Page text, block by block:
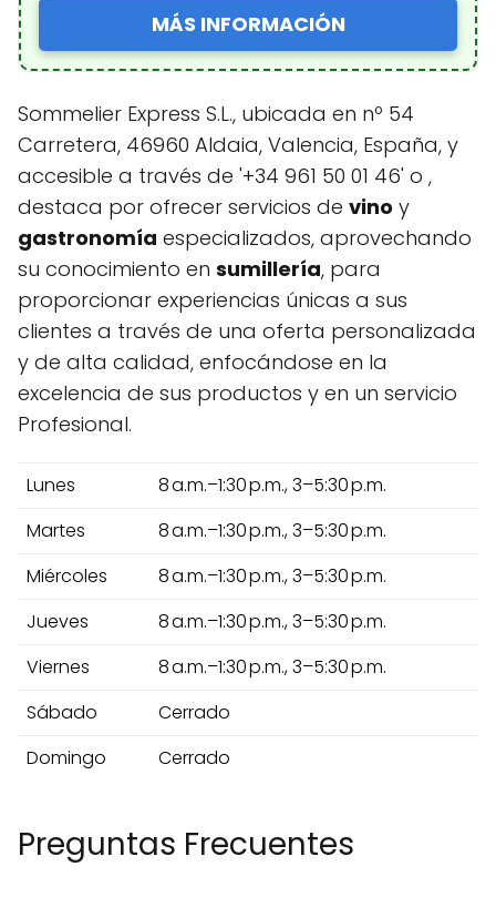
MÁS INFORMACIÓN
Sommelier Express S.L., ubicada en nº 54
Carretera, 46960 Aldaia, Valencia, España, y
accesible a través de '+34 961 50 01 46' o ,
destaca por ofrecer servicios de vino y
gastronomía especializados, aprovechando
su conocimiento en sumillería, para
proporcionar experiencias únicas a sus
clientes a través de una oferta personalizada
y de alta calidad, enfocándose en la
excelencia de sus productos y en un servicio
Profesional.
Lunes
8 a.m.–1:30 p.m., 3–5:30 p.m.
Martes
8 a.m.–1:30 p.m., 3–5:30 p.m.
Miércoles
8 a.m.–1:30 p.m., 3–5:30 p.m.
Jueves
8 a.m.–1:30 p.m., 3–5:30 p.m.
Viernes
8 a.m.–1:30 p.m., 3–5:30 p.m.
Sábado
Cerrado
Domingo
Cerrado
Preguntas Frecuentes